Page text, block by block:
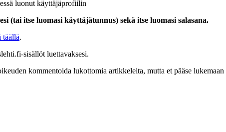
luonut käyttäjäprofiilin
(tai itse luomasi käyttäjätunnus) sekä itse luomasi salasana.
täällä.
sisällöt luettavaksesi.
kommentoida lukottomia artikkeleita, mutta et pääse